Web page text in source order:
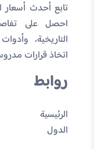
تابع أحدث
احصل على
التاريخية،
اتخاذ قرارات
روابط
الرئيسية
الدول